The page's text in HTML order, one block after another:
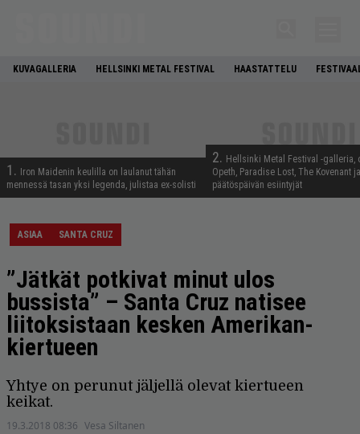
KUVAGALLERIA HELLSINKI METAL FESTIVAL HAASTATTELU
1.
Iron Maidenin keulilla on laulanut tähän
mennessä tasan yksi legenda, julistaa ex-solisti
2. Hellsinki Metal Festival -galleria,
Opeth, Paradise Lost, The Kovenant
päätöspäivän esiintyjät
ASIAA SANTA CRUZ
”Jätkät potkivat minut ulos
bussista” – Santa Cruz natisee
liitoksistaan kesken Amerikan-
kiertueen
Yhtye on perunut jäljellä olevat kiertueen
keikat.
19.3.2018 08:36 Vesa Siltanen